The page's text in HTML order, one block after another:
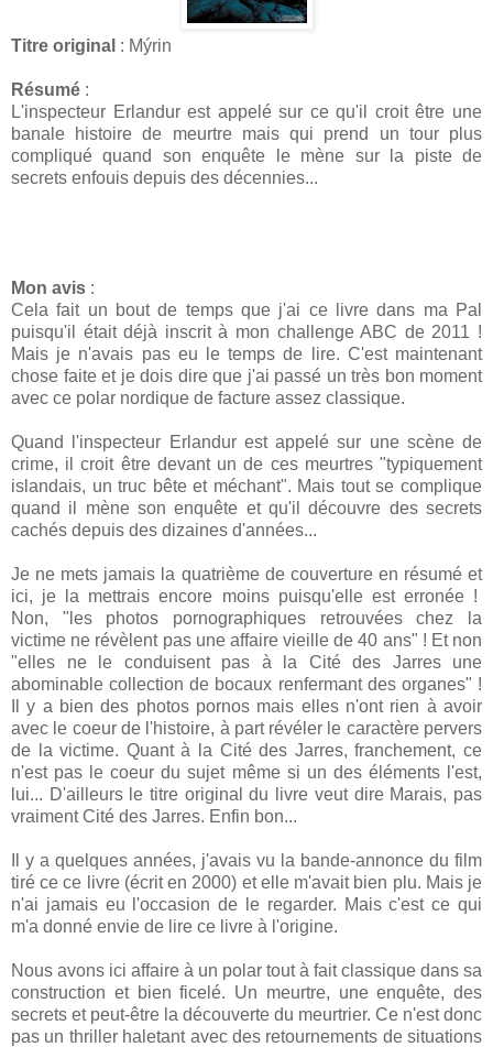
Titre original : Mýrin
Résumé :
L'inspecteur Erlandur est appelé sur ce qu'il croit être une
banale histoire de meurtre mais qui prend un tour plus
compliqué quand son enquête le mène sur la piste de
secrets enfouis depuis des décennies...
Mon avis :
Cela fait un bout de temps que j'ai ce livre dans ma Pal
puisqu'il était déjà inscrit à mon challenge ABC de 2011 !
Mais je n'avais pas eu le temps de lire. C'est maintenant
chose faite et je dois dire que j'ai passé un très bon moment
avec ce polar nordique de facture assez classique.
Quand l'inspecteur Erlandur est appelé sur une scène de
crime, il croit être devant un de ces meurtres "typiquement
islandais, un truc bête et méchant". Mais tout se complique
quand il mène son enquête et qu'il découvre des secrets
cachés depuis des dizaines d'années...
Je ne mets jamais la quatrième de couverture en résumé et
ici, je la mettrais encore moins puisqu'elle est erronée !
Non, "les photos pornographiques retrouvées chez la
victime ne révèlent pas une affaire vieille de 40 ans" ! Et non
"elles ne le conduisent pas à la Cité des Jarres une
abominable collection de bocaux renfermant des organes" !
Il y a bien des photos pornos mais elles n'ont rien à avoir
avec le coeur de l'histoire, à part révéler le caractère pervers
de la victime. Quant à la Cité des Jarres, franchement, ce
n'est pas le coeur du sujet même si un des éléments l'est,
lui... D'ailleurs le titre original du livre veut dire Marais, pas
vraiment Cité des Jarres. Enfin bon...
Il y a quelques années, j'avais vu la bande-annonce du film
tiré ce ce livre (écrit en 2000) et elle m'avait bien plu. Mais je
n'ai jamais eu l'occasion de le regarder. Mais c'est ce qui
m'a donné envie de lire ce livre à l'origine.
Nous avons ici affaire à un polar tout à fait classique dans sa
construction et bien ficelé. Un meurtre, une enquête, des
secrets et peut-être la découverte du meurtrier. Ce n'est donc
pas un thriller haletant avec des retournements de situations